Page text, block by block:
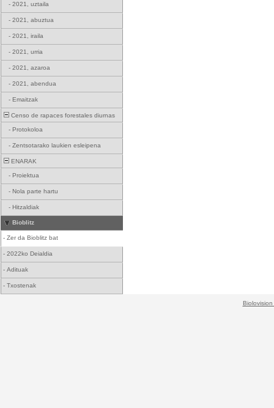
- 2021, uztaila
- 2021, abuztua
- 2021, iraila
- 2021, urria
- 2021, azaroa
- 2021, abendua
- Emaitzak
Censo de rapaces forestales diurnas
- Protokoloa
- Zentsotarako laukien esleipena
ENARAK
- Proiektua
- Nola parte hartu
- Hitzaldiak
Bioblitz
- Zer da Bioblitz bat
- 2022ko Deialdia
- Adituak
- Txostenak
Biolovision